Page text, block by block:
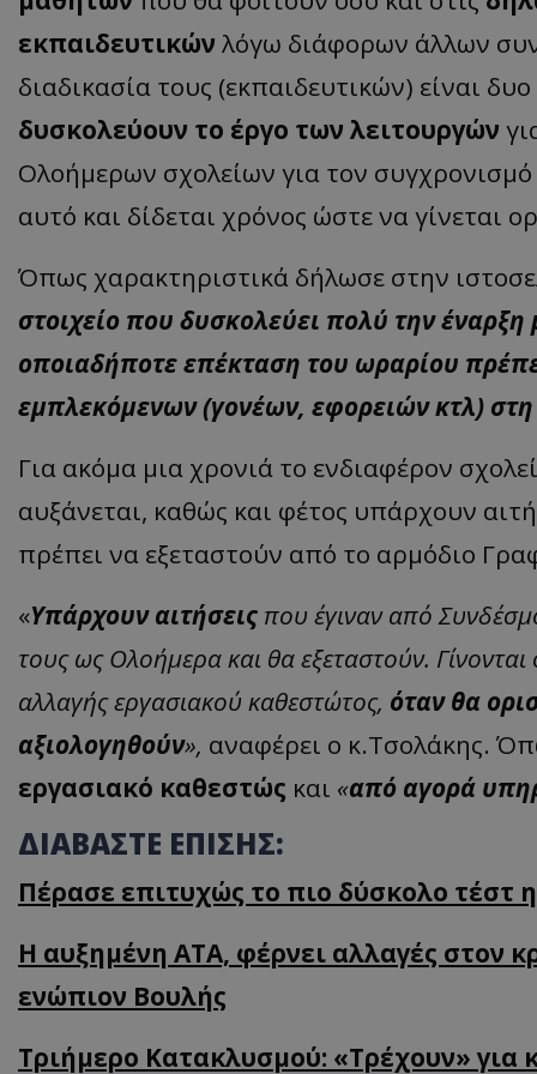
εκπαιδευτικών λόγω διάφορων άλλων
διαδικασία τους (εκπαιδευτικών) είναι
δυσκολεύουν το έργο των λειτουργών
Ολοήμερων σχολείων για τον
αυτό και δίδεται χρόνος ώστε να γίνεται
Όπως χαρακτηριστικά δήλωσε στην
στοιχείο που δυσκολεύει πολύ την
οποιαδήποτε επέκταση του ωραρίου
εμπλεκόμενων (γονέων, εφορειών κτλ) στη
Για ακόμα μια χρονιά το ενδιαφέρον
αυξάνεται, καθώς και φέτος υπάρχουν
πρέπει να εξεταστούν από το αρμόδιο
«Υπάρχουν αιτήσεις που έγιναν από
τους ως Ολοήμερα και θα εξεταστούν.
αλλαγής εργασιακού καθεστώτος, όταν θα
αξιολογηθούν», αναφέρει ο κ.Τσολάκης.
εργασιακό καθεστώς και «από αγορά
ΔΙΑΒΑΣΤΕ ΕΠΙΣΗΣ:
Πέρασε επιτυχώς το πιο δύσκολο τέστ
Η αυξημένη ΑΤΑ, φέρνει αλλαγές στον
ενώπιον Βουλής
Τριήμερο Κατακλυσμού: «Τρέχουν» για
ASP.NET_SessionId
__cf_bm
__cf_bm
msToken